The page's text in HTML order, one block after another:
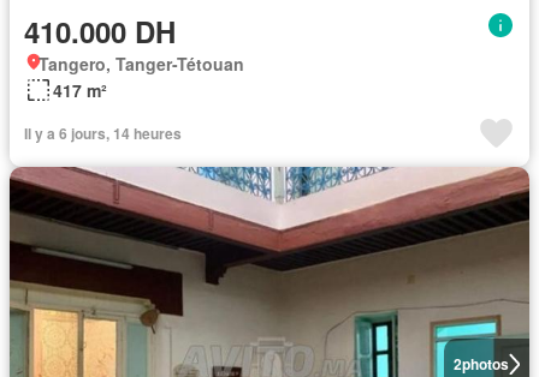
410.000 DH
Tangero, Tanger-Tétouan
417 m²
Il y a 6 jours, 14 heures
2photos